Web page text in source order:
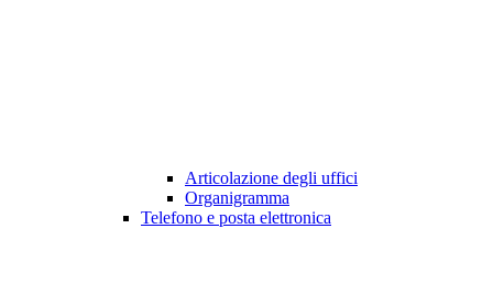
Articolazione degli uffici
Organigramma
Telefono e posta elettronica